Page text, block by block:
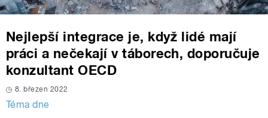
Nejlepší integrace je, když lidé mají
práci a nečekají v táborech, doporučuje
konzultant OECD
8. březen 2022
Téma dne